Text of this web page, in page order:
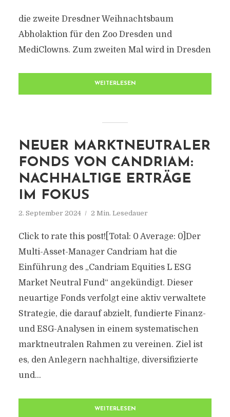
die zweite Dresdner Weihnachtsbaum
Abholaktion für den Zoo Dresden und
MediClowns. Zum zweiten Mal wird in Dresden
WEITERLESEN
NEUER MARKTNEUTRALER
FONDS VON CANDRIAM:
NACHHALTIGE ERTRÄGE
IM FOKUS
2. September 2024 2 Min. Lesedauer
Click to rate this post![Total: 0 Average: 0]Der
Multi-Asset-Manager Candriam hat die
Einführung des „Candriam Equities L ESG
Market Neutral Fund“ angekündigt. Dieser
neuartige Fonds verfolgt eine aktiv verwaltete
Strategie, die darauf abzielt, fundierte Finanz-
und ESG-Analysen in einem systematischen
marktneutralen Rahmen zu vereinen. Ziel ist
es, den Anlegern nachhaltige, diversifizierte
und...
WEITERLESEN